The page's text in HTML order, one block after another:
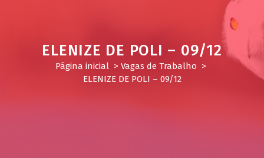
ELENIZE DE POLI – 09/12
Página inicial > Vagas de Trabalho >
ELENIZE DE POLI – 09/12